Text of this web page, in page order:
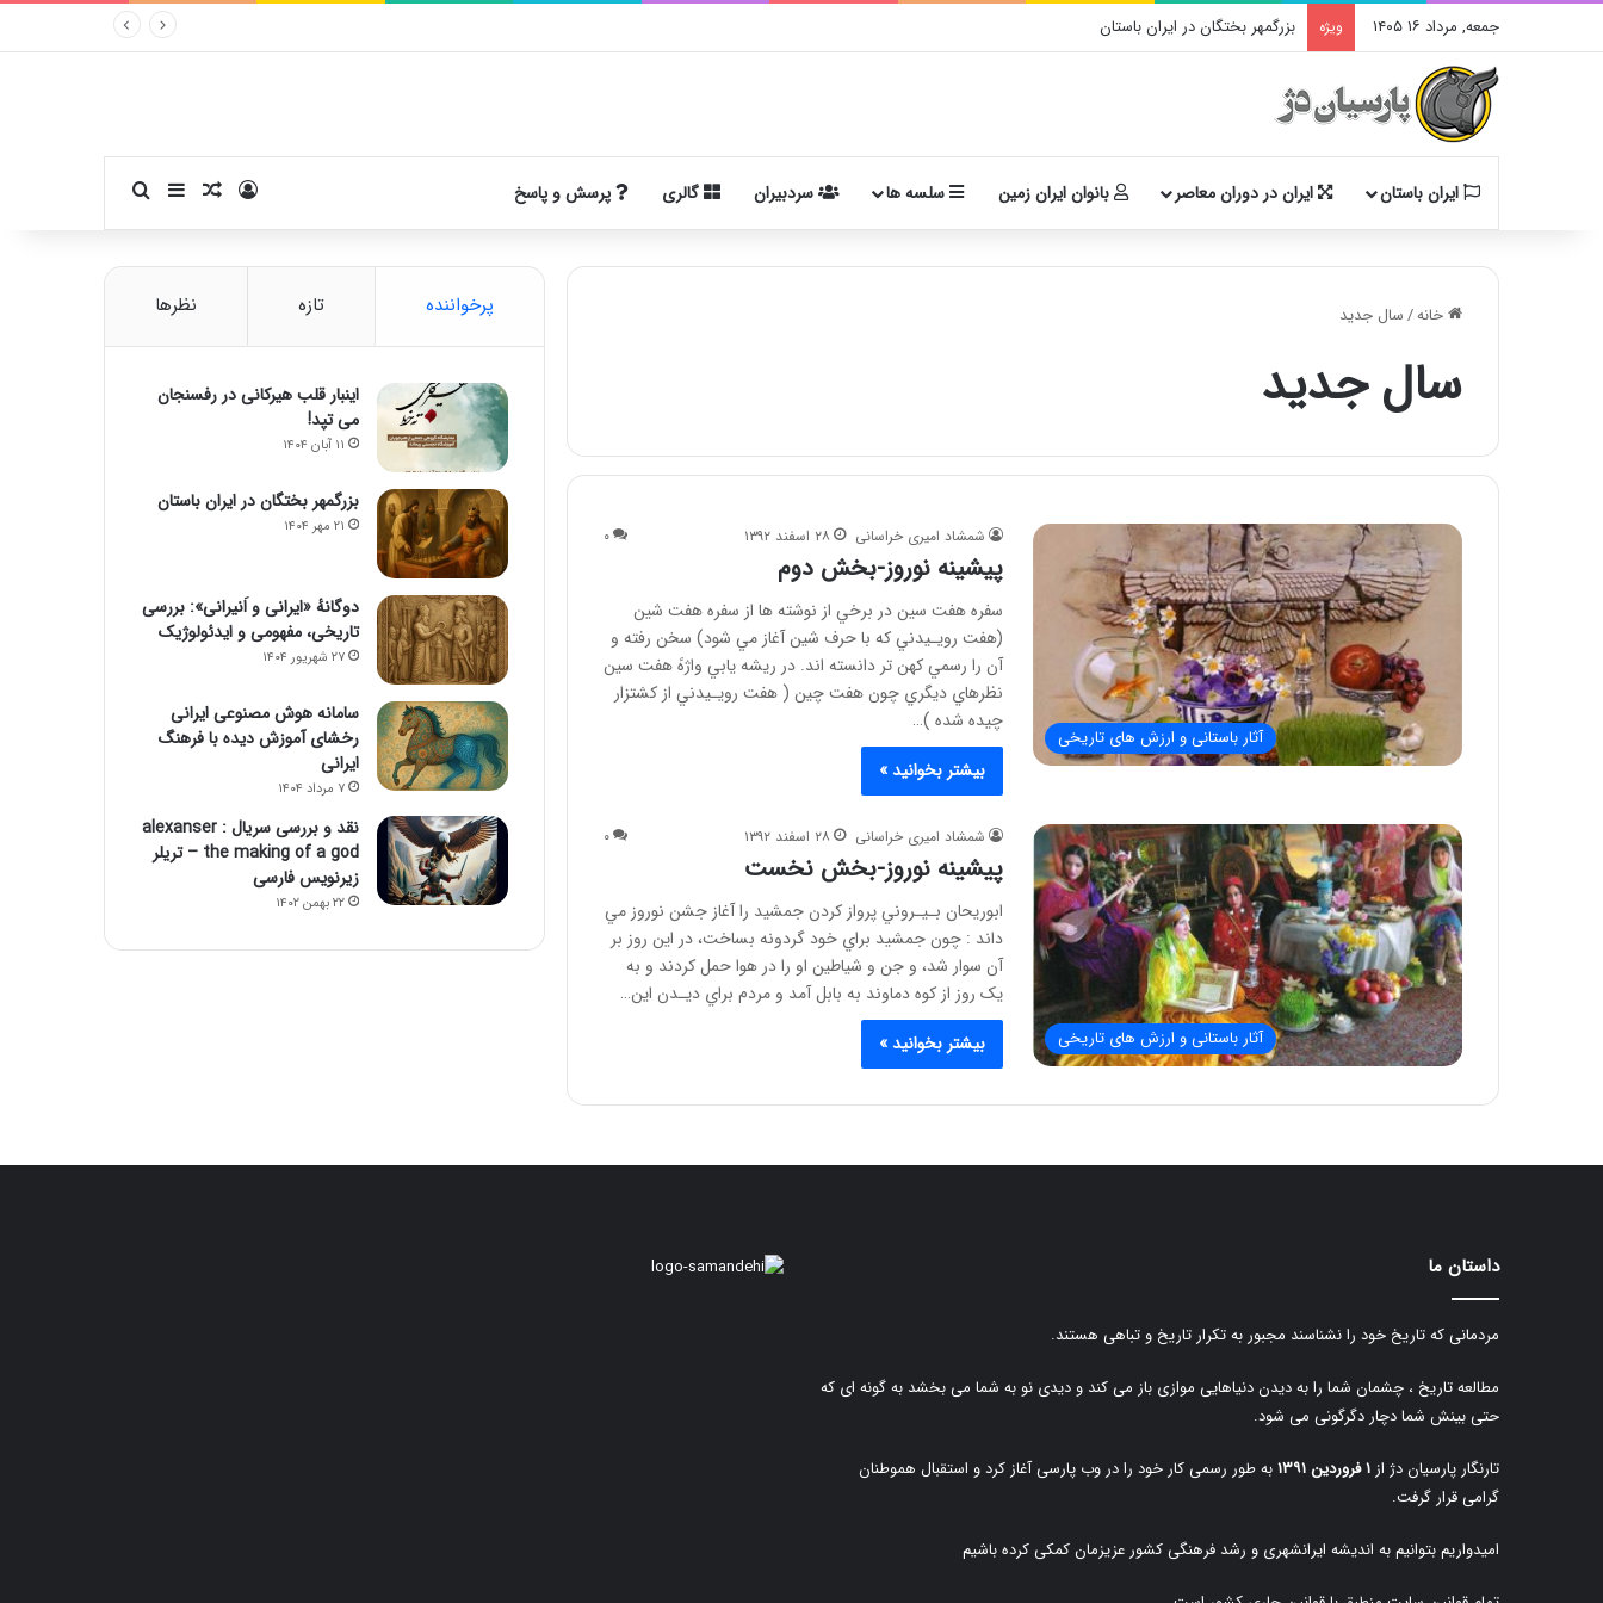
جمعه, مرداد ۱۶ ۱۴۰۵ ویژه بزرگمهر بختگان در ایران باستان
ایران باستان ایران در دوران معاصر بانوان ایران زمین سلسه ها سردبیران گالری پرسش و پاسخ ورودنوشته تصادفی
سایدبارجستجو برای
خانه/سال جدید
سال جدید
آثار باستانی و ارزش های تاریخی
شمشاد امیری خراسانی ۲۸ اسفند ۱۳۹۲ ۰
پیشینه نوروز-بخش دوم
سفره هفت سين در برخي از نوشته ها از سفره هفت شين
(هفت رويـيدني که با حرف شين آغاز مي شود) سخن رفته و
آن را رسمي کهن تر دانسته اند. در ريشه يابي واژهً هفت سين
نظرهاي ديگري چون هفت چين ( هفت رويـيدني از کشتزار
چيده شده )…
بیشتر بخوانید »
آثار باستانی و ارزش های تاریخی
شمشاد امیری خراسانی ۲۸ اسفند ۱۳۹۲ ۰
پیشینه نوروز-بخش نخست
ابوريحان بـيـروني پرواز کردن جمشيد را آغاز جشن نوروز مي
داند : چون جمشيد براي خود گردونه بساخت، در اين روز بر
آن سوار شد، و جن و شياطين او را در هوا حمل کردند و به
يک روز از کوه دماوند به بابل آمد و مردم براي ديـدن اين…
بیشتر بخوانید »
پرخواننده تازه نظرها
اینبار قلب هیرکانی در رفسنجان
می تپد!
۱۱ آبان ۱۴۰۴
بزرگمهر بختگان در ایران باستان
۲۱ مهر ۱۴۰۴
دوگانهٔ «ایرانی و اَنیرانی»: بررسی
تاریخی، مفهومی و ایدئولوژیک
۲۷ شهریور ۱۴۰۴
سامانه هوش مصنوعی ایرانی
رخشای آموزش دیده با فرهنگ
ایرانی
۷ مرداد ۱۴۰۴
نقد و بررسی سریال alexanser :
the making of a god – تریلر
زیرنویس فارسی
۲۲ بهمن ۱۴۰۲
داستان ما
مردمانی که تاریخ خود را نشناسند مجبور به تکرار تاریخ و تباهی هستند.
مطالعه تاریخ ، چشمان شما را به دیدن دنیاهایی موازی باز می کند و دیدی نو به شما می بخشد به گونه ای که
حتی بینش شما دچار دگرگونی می شود.
تارنگار پارسیان دژ از ۱ فروردین ۱۳۹۱
به طور رسمی کار خود را در وب پارسی آغاز کرد و استقبال هموطنان
گرامی قرار گرفت.
امیدواریم بتوانیم به اندیشه ایرانشهری و رشد فرهنگی کشور عزیزمان کمکی کرده باشیم